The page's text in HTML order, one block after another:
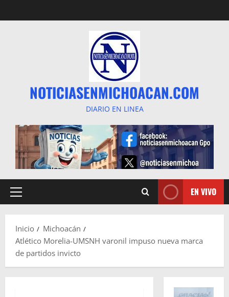
al
NOTICIASENMICHOACAN.COM
DIARIO EN LINEA
Menú
EN VIVO
Inicio
Michoacán
Atlético Morelia-UMSNH varonil impuso nueva marca
de partidos invicto